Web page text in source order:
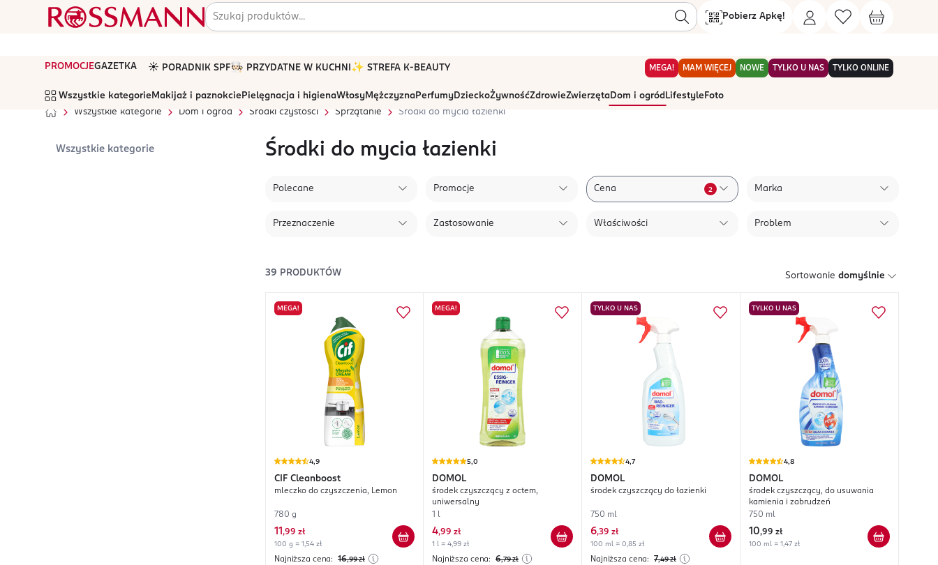
Pobierz Apkę!
PROMOCJEGAZETKA ☀️ PORADNIK SPF🧑🏻‍🍳 PRZYDATNE W KUCHNI ✨ STREFA K-BEAUTY MEGA! MAM WIĘCEJ NOWE TYLKO U NAS TYLKO ONLINE
Wszystkie kategorie Makijaż i paznokcie Pielęgnacja i higienaWłosyMężczyznaPerfumyDzieckoŻywnośćZdrowieZwierzętaDom i ogród Lifestyle Foto
Wszystkie kategorie
Dom i ogród Środki czystości Sprzątanie Środki do mycia łazienki
Wszystkie kategorie Środki do mycia łazienki
Polecane Promocje Cena 2 Marka
Przeznaczenie Zastosowanie Właściwości Problem
39 PRODUKTÓW Sortowanie domyślnie
MEGA!
4,9
CIF Cleanboost
mleczko do czyszczenia, Lemon
780 g
11 ,99 zł
100 g = 1,54 zł
Najniższa cena: 16,99 zł
MEGA!
5,0
DOMOL
środek czyszczący z octem,
uniwersalny
1 l
4,99 zł
1 l = 4,99 zł
Najniższa cena: 6,79 zł
TYLKO U NAS
4,7
DOMOL
środek czyszczący do łazienki
750 ml
6,39 zł
100 ml = 0,85 zł
Najniższa cena: 7,49 zł
TYLKO U NAS
4,8
DOMOL
środek czyszczący, do usuwania
kamienia i zabrudzeń
750 ml
10,99 zł
100 ml = 1,47 zł